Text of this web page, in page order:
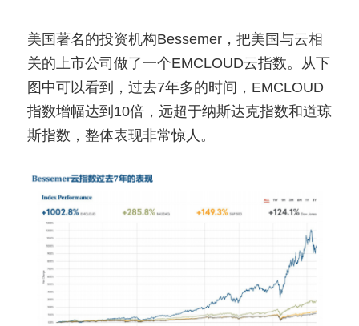
美国著名的投资机构Bessemer，把美国与云相
关的上市公司做了一个EMCLOUD云指数。从下
图中可以看到，过去7年多的时间，EMCLOUD
指数增幅达到10倍，远超于纳斯达克指数和道琼
斯指数，整体表现非常惊人。